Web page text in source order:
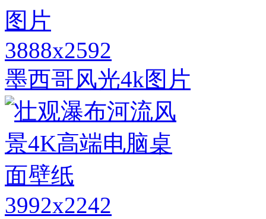
3888x2592
墨西哥风光4k图片
3992x2242